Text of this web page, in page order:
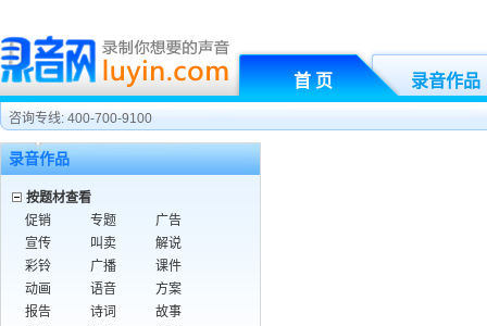
首 页 录音作品
咨询专线: 400-700-9100
录音作品
按题材查看
促销
专题
广告
宣传
叫卖
解说
彩铃
广播
课件
动画
语音
方案
报告
诗词
故事